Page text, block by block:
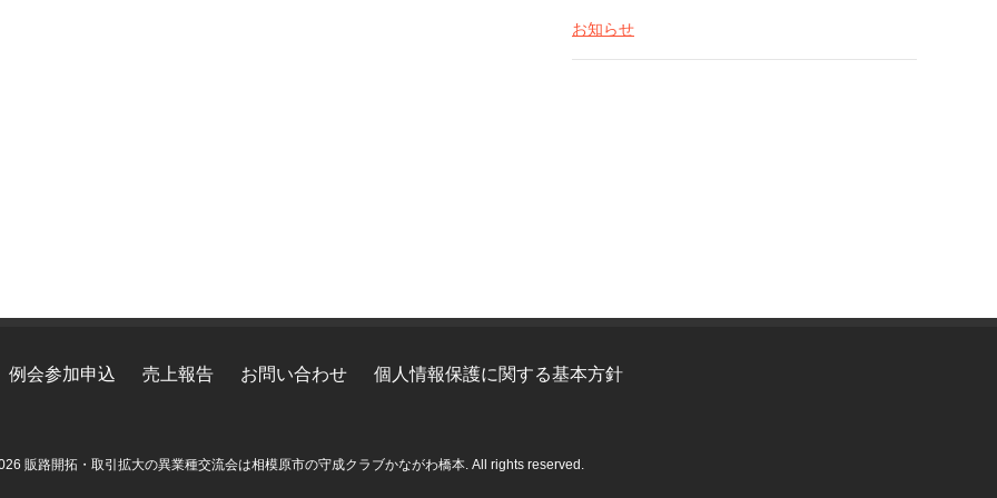
お知らせ
例会参加申込 売上報告 お問い合わせ 個人情報保護に関する基本方針
販路開拓・取引拡大の異業種交流会は相模原市の守成クラブかながわ橋本. All rights reserved.